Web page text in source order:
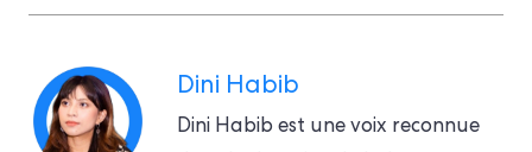
Dini Habib
Dini Habib est une voix reconnue